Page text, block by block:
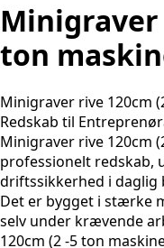
Minigraver
ton
Minigraver rive 120cm
Redskab til
Minigraver rive 120cm
professionelt redskab,
driftssikkerhed i daglig
Det er bygget i stærke
selv under krævende
120cm (2 -5 ton